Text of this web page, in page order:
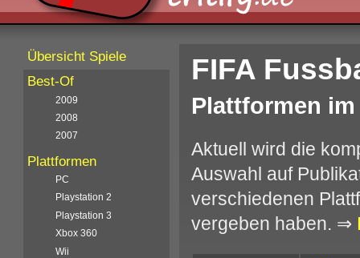
FIFA
Plattformen
Aktuell wird die
Auswahl auf
verschiedenen
vergeben haben. ⇒
Übersicht Spiele
Best-Of
2009
2008
2007
Plattformen
PC
Playstation 2
Playstation 3
Xbox 360
Wii